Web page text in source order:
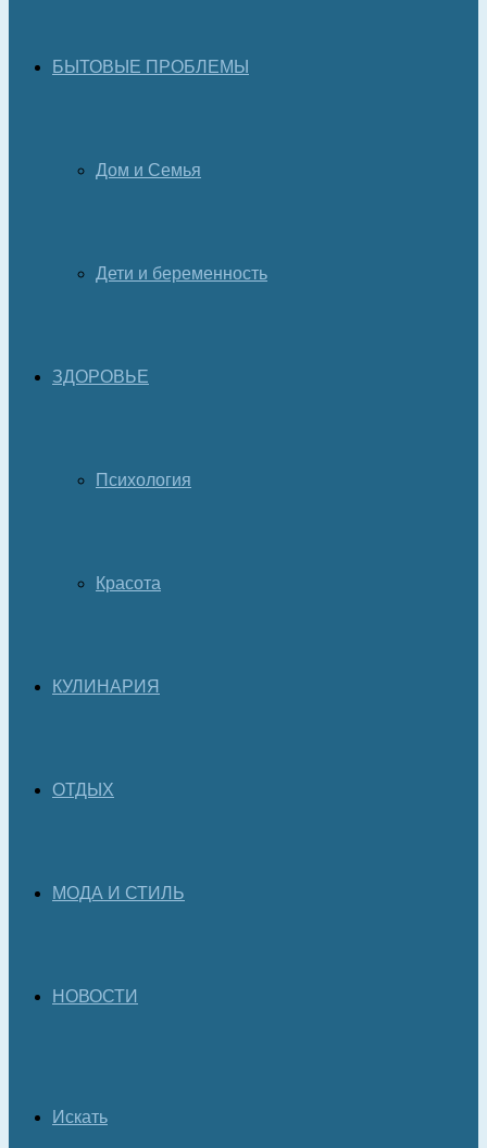
БЫТОВЫЕ ПРОБЛЕМЫ
Дом и Семья
Дети и беременность
ЗДОРОВЬЕ
Психология
Красота
КУЛИНАРИЯ
ОТДЫХ
МОДА И СТИЛЬ
НОВОСТИ
Искать